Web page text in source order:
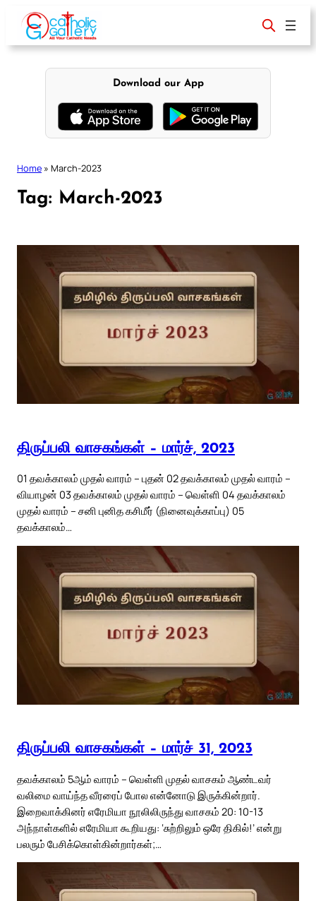
content
Download our App
Home » March-2023
Tag: March-2023
திருப்பலி வாசகங்கள் – மார்ச், 2023
01 தவக்காலம் முதல் வாரம் – புதன் 02 தவக்காலம் முதல் வாரம் –
வியாழன் 03 தவக்காலம் முதல் வாரம் – வெள்ளி 04 தவக்காலம்
முதல் வாரம் – சனி புனித கசிமீர் (நினைவுக்காப்பு) 05
தவக்காலம்…
திருப்பலி வாசகங்கள் – மார்ச் 31, 2023
தவக்காலம் 5ஆம் வாரம் – வெள்ளி முதல் வாசகம் ஆண்டவர்
வலிமை வாய்ந்த வீரரைப் போல என்னோடு இருக்கின்றார்.
இறைவாக்கினர் எரேமியா நூலிலிருந்து வாசகம் 20: 10-13
அந்நாள்களில் எரேமியா கூறியது: ‘சுற்றிலும் ஒரே திகில்!’ என்று
பலரும் பேசிக்கொள்கின்றார்கள்;…